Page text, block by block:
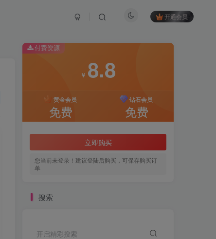
开通会员
付费资源
￥ 8.8
黄金会员
免费
钻石会员
免费
立即购买
您当前未登录！建议登陆后购买，可保存购买订
单
搜索
开启精彩搜索